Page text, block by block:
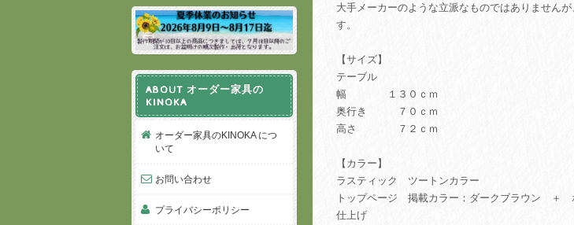
大手メーカーのような立派なものではありません
す。
【サイズ】
テーブル
幅 １３０ｃｍ
奥行き ７０ｃｍ
高さ ７２ｃｍ
【カラー】
ラスティック ツートンカラー
トップページ 掲載カラー：ダークブラウン ＋
仕上げ
ABOUT オーダー家具の
KINOKA
オーダー家具のKINOKA につ
いて
お問い合わせ
プライバシーポリシー